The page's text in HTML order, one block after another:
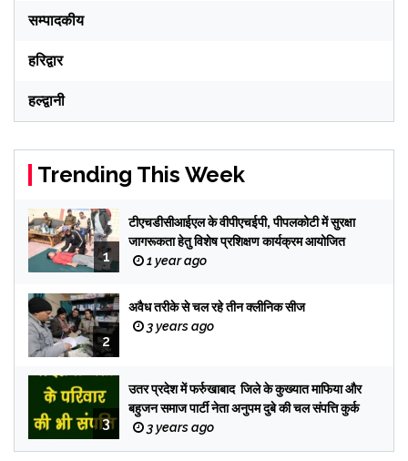
सम्पादकीय
हरिद्वार
हल्द्वानी
Trending This Week
1
टीएचडीसीआईएल के वीपीएचईपी, पीपलकोटी में सुरक्षा
जागरूकता हेतु विशेष प्रशिक्षण कार्यक्रम आयोजित
1 year ago
2
अवैध तरीके से चल रहे तीन क्लीनिक सीज
3 years ago
3
उतर प्रदेश में फर्रुखाबाद जिले के कुख्यात माफिया और
बहुजन समाज पार्टी नेता अनुपम दुबे की चल संपत्ति कुर्क
3 years ago